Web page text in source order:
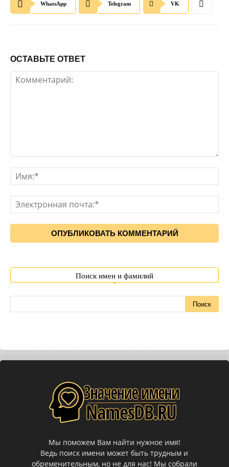
WhatsApp Telegram VK
ОСТАВЬТЕ ОТВЕТ
Поиск имен и фамилий
Мы поможем Вам найти нужное имя!
Ведь поиск имени может быть трудным и
обременительным, но не для нас! Мы собрали